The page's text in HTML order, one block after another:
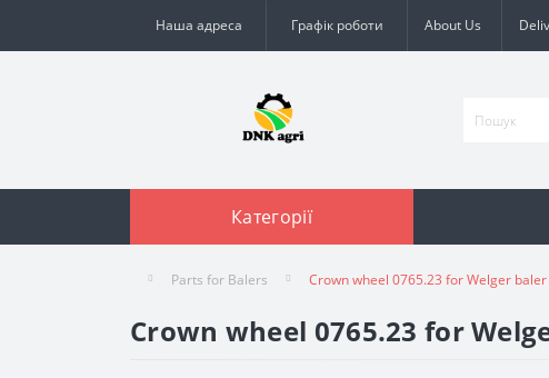
Наша адреса Графік роботи About Us
Категорії
Parts for Balers Crown wheel 0765.23 for Welger
Crown wheel 0765.23 for